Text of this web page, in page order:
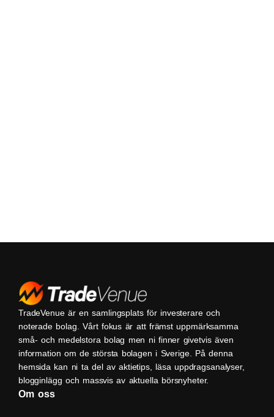
TradeVenue är en samlingsplats för investerare och
noterade bolag. Vårt fokus är att främst uppmärksamma
små- och medelstora bolag men ni finner givetvis även
information om de största bolagen i Sverige. På denna
hemsida kan ni ta del av aktietips, läsa uppdragsanalyser,
blogginlägg och massvis av aktuella börsnyheter.
Om oss